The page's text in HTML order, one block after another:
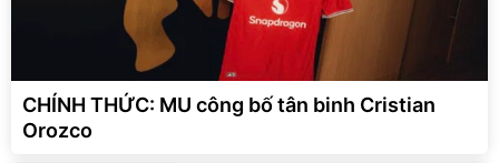
CHÍNH THỨC: MU công bố tân binh Cristian
Orozco